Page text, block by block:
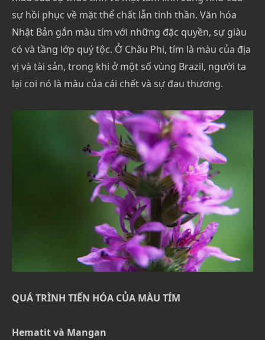
sự hồi phục về mặt thể chất lẫn tinh thần. Văn hóa
Nhật Bản gắn màu tím với những đặc quyền, sự giàu
có và tầng lớp quý tộc. Ở Châu Phi, tím là màu của địa
vị và tài sản, trong khi ở một số vùng Brazil, người ta
lại coi nó là màu của cái chết và sự đau thương.
QUÁ TRÌNH TIẾN HÓA CỦA MÀU TÍM
Hematit và Mangan